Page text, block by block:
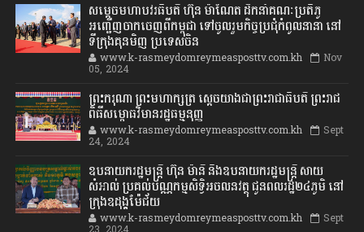
សម្តេចមហាបវរធិបតី ហ៊ុន ម៉ាណែត ដឹកនាំគណៈប្រតិភូ
អញ្ជើញចាកចេញពីកម្ពុជា ទៅចូលរួមកិច្ចប្រជុំកំពូលនានា នៅ
ទីក្រុងគុនមិញ ប្រទេសចិន
www.k-rasmeydomreymeasposttv.com.kh Nov
05, 2024
ព្រះករុណា ព្រះមហាក្សត្រ ស្តេចយាងជាព្រះរាជាធិបតី ព្រះរាជ
ពិធីសម្ពោធវិមានរដ្ឋធម្មនុញ្ញ
www.k-rasmeydomreymeasposttv.com.kh Sept
24, 2024
ឧបនាយករដ្ឋមន្ដ្រី ហ៊ុន ម៉ានី និងឧបនាយករដ្ឋមន្ដ្រី សាយ
សំអាល់ ប្រគល់បណ្ណកម្មសិទ្ធិអចលនវត្ថុ ជូនពលរដ្ឋ២៤ភូមិ នៅ
ក្រុងឧដុង្គម៉ែជ័យ
www.k-rasmeydomreymeasposttv.com.kh Sept